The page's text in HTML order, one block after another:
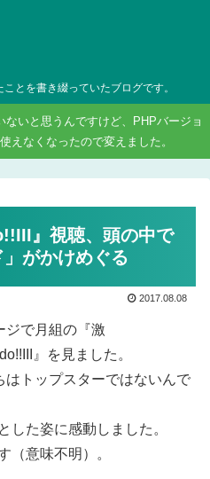
とを書き綴っていたブログです。
いと思うんですけど、PHPバージョ
えなくなったので変えました。
』視聴、頭の中で
」がかけめぐる
2017.08.08
ジで月組の『激
』を見ました。
はトップスターではないんで
した姿に感動しました。
（意味不明）。